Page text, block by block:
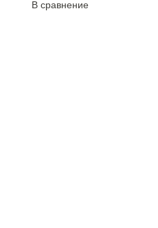
В сравнение